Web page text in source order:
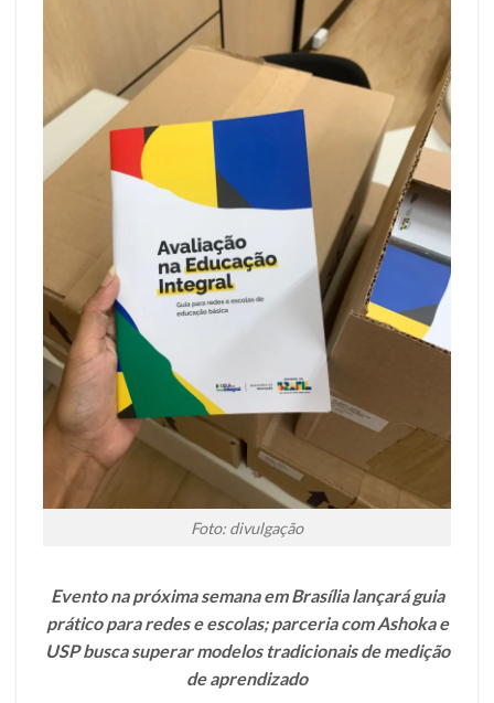
Foto: divulgação
Evento na próxima semana em Brasília lançará guia
prático para redes e escolas; parceria com Ashoka e
USP busca superar modelos tradicionais de medição
de aprendizado